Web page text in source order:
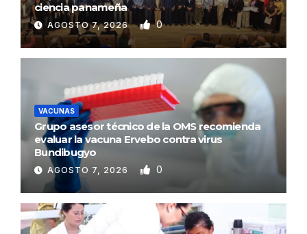
ciencia panameña
AGOSTO 7, 2026 0
VACUNAS
Grupo asesor técnico de la OMS recomienda
evaluar la vacuna Ervebo contra virus
Bundibugyo
AGOSTO 7, 2026 0